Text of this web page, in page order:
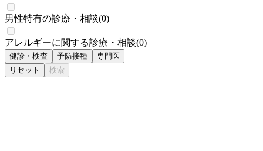
男性特有の診療・相談(0)
アレルギーに関する診療・相談(0)
健診・検査 予防接種
専門医
リセット
検索